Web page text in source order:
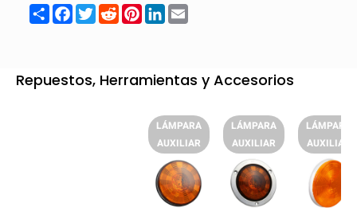
ShareFacebook
TwitterRedditPinterest
LinkedIn
Repuestos, Herramientas y Accesorios
LÁMPARA
AUXILIAR
LÁMPARA
AUXILIAR
LÁMPARA
AUXILIAR